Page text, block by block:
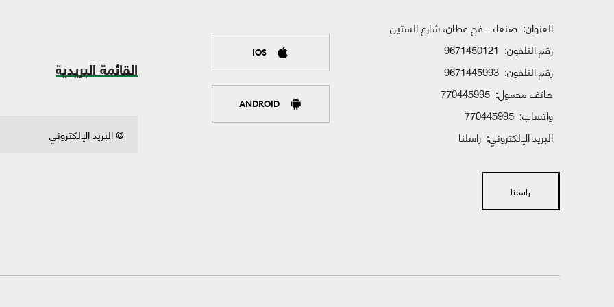
العنوان: صنعاء - فج عطان، شارع الستين
رقم التلفون: 9671450121
رقم التلفون: 9671445993
هاتف محمول: 770445995
واتساب: 770445995
البريد الإلكتروني: راسلنا
راسلنا
IOS
ANDROID
القائمة البريدية